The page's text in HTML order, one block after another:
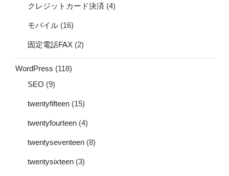
クレジットカード決済 (4)
モバイル (16)
固定電話FAX (2)
WordPress (118)
SEO (9)
twentyfifteen (15)
twentyfourteen (4)
twentyseventeen (8)
twentysixteen (3)